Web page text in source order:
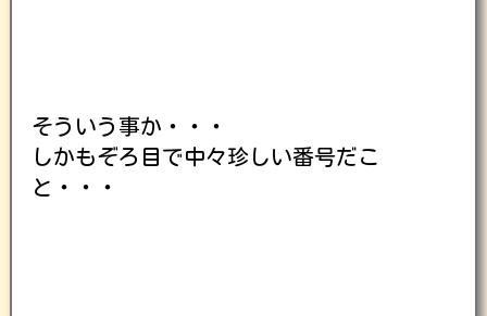
そういう事か・・・
しかもぞろ目で中々珍しい番号だこ
と・・・